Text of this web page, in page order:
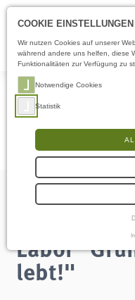
Labor
lebt!"
COOKIE EINSTELLUNGEN
Wir nutzen Cookies auf unserer
während andere uns helfen, diese
Funktionalitäten zur Verfügung zu
Notwendige Cookies
Statistik
Notwendige Cookies
einwandfreie Funktion der